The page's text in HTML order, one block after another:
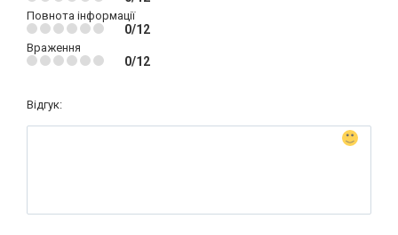
Повнота інформації
0/12
Враження
0/12
Відгук: